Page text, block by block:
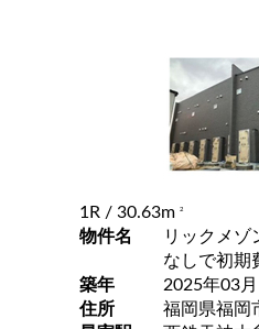
1R / 30.63m 2
物件名
リックメ
なしで初期
築年
2025年03月
住所
福岡県福岡